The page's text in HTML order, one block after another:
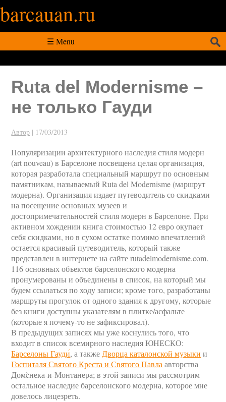
barcauan.ru
☰ Menu
Ruta del Modernisme –
не только Гауди
Автор | 17/03/2013
Популяризации архитектурного наследия стиля модерн
(art nouveau) в Барселоне посвещена целая организация,
которая разработала специальный маршрут по основным
памятникам, называемый Ruta del Modernisme (маршрут
модерна). Организация издает путеводитель со скидками
на посещение основных музеев и
достопримечательностей стиля модерн в Барселоне. При
активном хождении книга стоимостью 12 евро окупает
себя скидками, но в сухом остатке помимо впечатлений
остается красивый путеводитель, который также
представлен в интернете на сайте rutadelmodernisme.com.
116 основных объектов барселонского модерна
пронумерованы и объединены в список, на который мы
будем ссылаться по ходу записи; кроме того, разработаны
маршруты прогулок от одного здания к другому, которые
без книги доступны указателям в плитке/асфальте
(которые я почему-то не зафиксировал).
В предыдущих записях мы уже коснулись того, что
входит в список всемирного наследия ЮНЕСКО:
Барселоны Гауди́, а такжеДворца каталонской музыки и
Госпиталя Святого Креста и Святого Павлаавторства
Домèнека-и-Монтанера; в этой записи мы рассмотрим
остальное наследие барселонского модерна, которое мне
довелось лицезреть.